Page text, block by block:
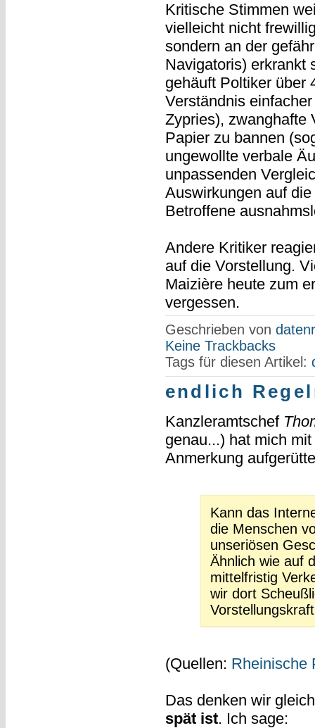
Kritische Stimmen
vielleicht nicht
sondern an der
Navigatoris) erkrankt
gehäuft Poltiker über
Verständnis
Zypries), zwanghafte
Papier zu bannen
ungewollte verbale
unpassenden
Auswirkungen auf
Betroffene
Andere Kritiker
auf die Vorstellung.
Maizière heute zum
vergessen.
Geschrieben von
Keine Trackbacks
Tags für diesen Artikel:
endlich
Kanzleramtschef
genau...) hat mich
Anmerkung
Kann das
die Menschen
unseriösen
Ähnlich wie auf
mittelfristig
wir dort
(Quellen: Rheinische
Das denken wir
spät ist. Ich sage: